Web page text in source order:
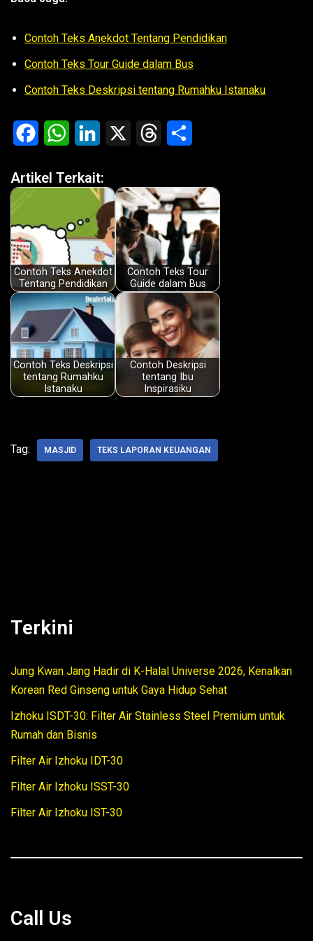
Contoh Teks Anekdot Tentang Pendidikan
Contoh Teks Tour Guide dalam Bus
Contoh Teks Deskripsi tentang Rumahku Istanaku
c
b
o
o
k
a
s
A
p
p
n
k
e
d
I
n
e
a
d
s
r
e
Artikel Terkait:
Contoh Teks Anekdot
Tentang Pendidikan
Contoh Teks Tour
Guide dalam Bus
Contoh Teks Deskripsi
tentang Rumahku
Istanaku
Contoh Deskripsi
tentang Ibu
Inspirasiku
Tag: MASJID TEKS LAPORAN KEUANGAN
Terkini
Jung Kwan Jang Hadir di K-Halal Universe 2026, Kenalkan
Korean Red Ginseng untuk Gaya Hidup Sehat
Izhoku ISDT-30: Filter Air Stainless Steel Premium untuk
Rumah dan Bisnis
Filter Air Izhoku IDT-30
Filter Air Izhoku ISST-30
Filter Air Izhoku IST-30
Call Us